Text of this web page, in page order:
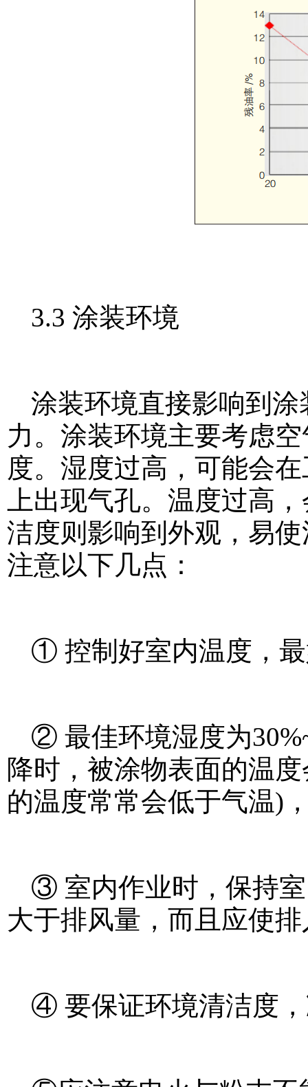
3.3 涂装环境
涂装环境直接影响到
力。涂装环境主要考虑
度。湿度过高，可能会
上出现气孔。温度过高
洁度则影响到外观，易
注意以下几点：
① 控制好室内温度，
② 最佳环境湿度为
降时，被涂物表面的温
的温度常常会低于气温)
③ 室内作业时，保持
大于排风量，而且应使
④ 要保证环境清洁度